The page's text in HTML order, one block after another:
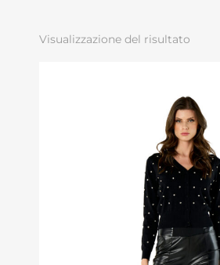
Visualizzazione del risultato